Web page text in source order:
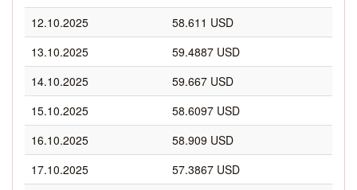
12.10.2025
58.611 USD
13.10.2025
59.4887 USD
14.10.2025
59.667 USD
15.10.2025
58.6097 USD
16.10.2025
58.909 USD
17.10.2025
57.3867 USD